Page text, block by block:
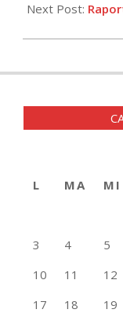
16
Next Post:
L
MA MI
3
4 5
10
11 12
17
18 19